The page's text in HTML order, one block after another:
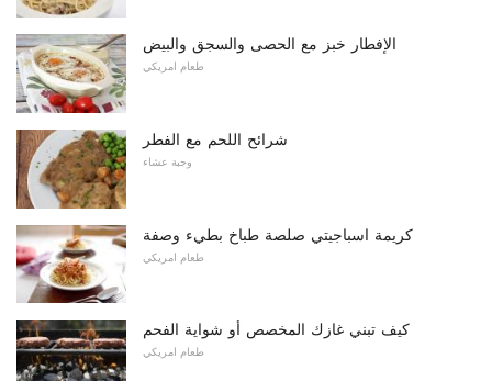
الإفطار خبز مع الحصى والسجق والبيض
طعام امريكي
شرائح اللحم مع الفطر
وجبة عشاء
كريمة اسباجيتي صلصة طباخ بطيء وصفة
طعام امريكي
كيف تبني غازك المخصص أو شواية الفحم
طعام امريكي